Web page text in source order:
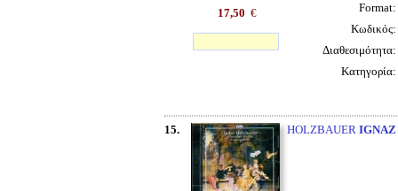
17,50 €
Format:
Κωδικός:
Διαθεσιμότητα:
Κατηγορία:
15. HOLZBAUER IGNAZ